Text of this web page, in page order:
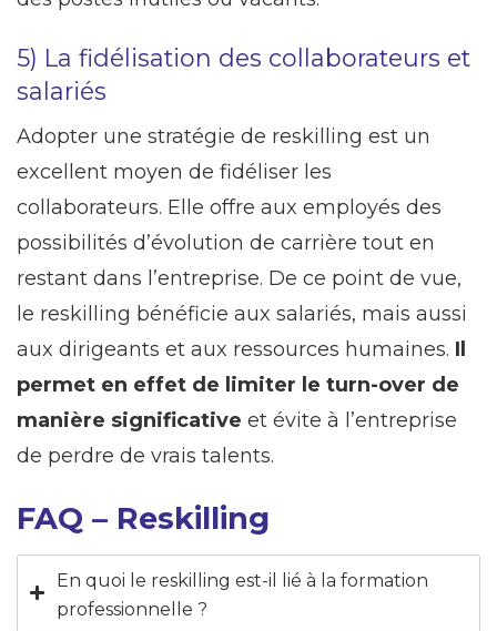
5) La fidélisation des collaborateurs et
salariés
Adopter une stratégie de reskilling est un
excellent moyen de fidéliser les
collaborateurs. Elle offre aux employés des
possibilités d’évolution de carrière tout en
restant dans l’entreprise. De ce point de vue,
le reskilling bénéficie aux salariés, mais aussi
aux dirigeants et aux ressources humaines. Il
permet en effet de limiter le turn-over de
manière significative et évite à l’entreprise
de perdre de vrais talents.
FAQ – Reskilling
En quoi le reskilling est-il lié à la formation
professionnelle ?